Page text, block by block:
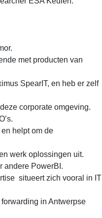
met producten van
SpearIT, en heb er zelf
corporate omgeving.
helpt om de
werk oplossingen uit.
andere PowerBI.
situeert zich vooral in IT
in Antwerpse